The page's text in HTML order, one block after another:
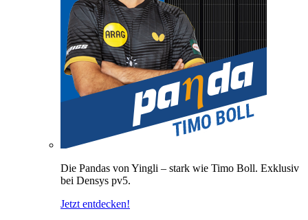
Die Pandas von Yingli – stark wie Timo Boll. Exklusiv
bei Densys pv5.
Jetzt entdecken!